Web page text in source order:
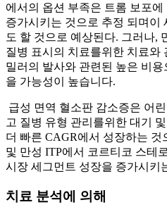
에서의 옵션 부족은 트롬 보포
증가시키는 것으로 추정 되며이
도 할 것으로 예상된다. 그러나,
질병 표시의 치료를위한 치료와
밀러의 발사와 관련된 높은 비
을 가능성이 높습니다.
급성 면역 혈소판 감소증은 어
고 질병 유형 관리를위한 대기
더 빠른 CAGR에서 성장하는 것
및 만성 ITP에서 코르티코 스테
시장 세그먼트 성장을 증가시키
치료 분석에 의해